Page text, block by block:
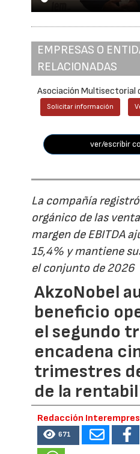
EMPRESAS O
RELACIONADAS
Asociación Multisectorial
Solicitar información
ver/escribir
La compañía
orgánico de las
margen de EBITDA
15,4% y mantiene
el conjunto de 2026
AkzoNobel
beneficio
el segundo
encadena
trimestres
de la
Redacción
671